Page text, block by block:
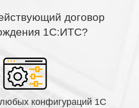
договор
1С:ИТС?
конфигураций 1С